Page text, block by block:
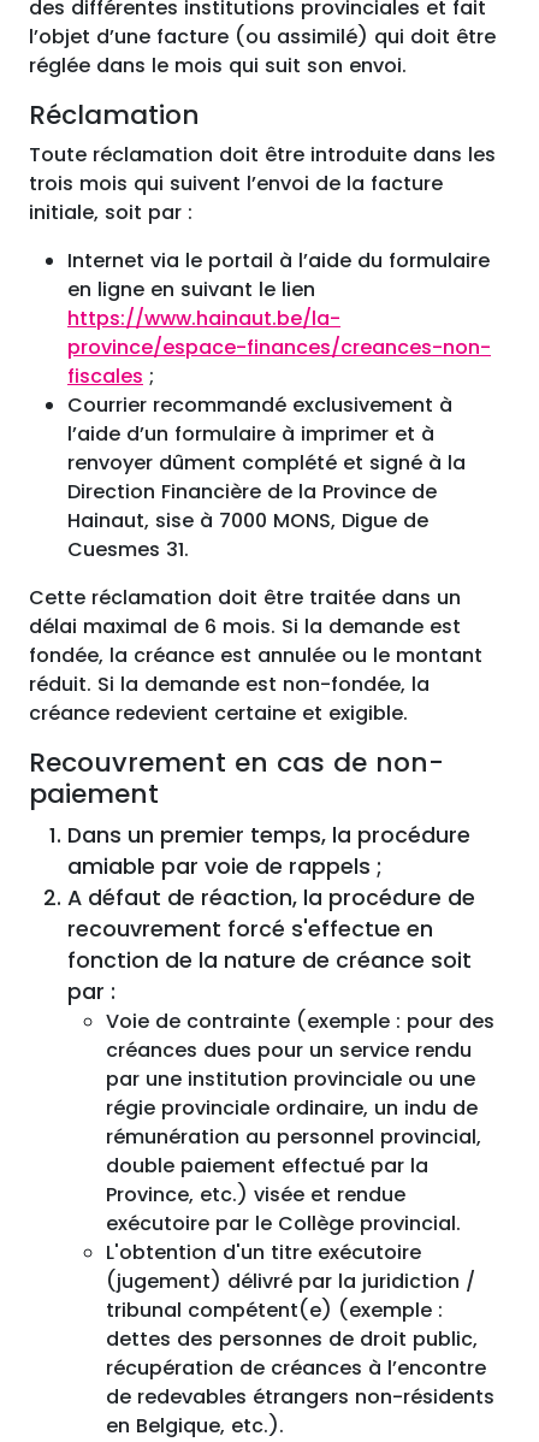
des différentes institutions provinciales et fait
l’objet d’une facture (ou assimilé) qui doit être
réglée dans le mois qui suit son envoi.
Réclamation
Toute réclamation doit être introduite dans les
trois mois qui suivent l’envoi de la facture
initiale, soit par :
Internet via le portail à l’aide du formulaire
en ligne en suivant le lien
https://www.hainaut.be/la-
province/espace-finances/creances-non-
fiscales ;
Courrier recommandé exclusivement à
l’aide d’un formulaire à imprimer et à
renvoyer dûment complété et signé à la
Direction Financière de la Province de
Hainaut, sise à 7000 MONS, Digue de
Cuesmes 31.
Cette réclamation doit être traitée dans un
délai maximal de 6 mois. Si la demande est
fondée, la créance est annulée ou le montant
réduit. Si la demande est non-fondée, la
créance redevient certaine et exigible.
Recouvrement en cas de non-
paiement
Dans un premier temps, la procédure
amiable par voie de rappels ;
A défaut de réaction, la procédure de
recouvrement forcé s'effectue en
fonction de la nature de créance soit
par :
Voie de contrainte (exemple : pour des
créances dues pour un service rendu
par une institution provinciale ou une
régie provinciale ordinaire, un indu de
rémunération au personnel provincial,
double paiement effectué par la
Province, etc.) visée et rendue
exécutoire par le Collège provincial.
L'obtention d'un titre exécutoire
(jugement) délivré par la juridiction /
tribunal compétent(e) (exemple :
dettes des personnes de droit public,
récupération de créances à l’encontre
de redevables étrangers non-résidents
en Belgique, etc.).